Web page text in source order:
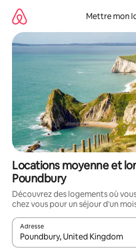
directement
contenu
Mettre mon
Locations moyenne et
Poundbury
Découvrez des logements où
chez vous pour un séjour d'un
Adresse
Lorsque les résultats s'affichent,